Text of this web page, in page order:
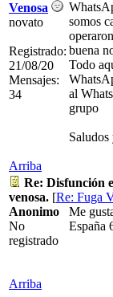
Venosa
novato
Registrado:
21/08/20
Mensajes:
34
somos
buena
Todo
al
grupo
Arriba
Re: Disfunción
venosa. [Re: Fuga
Anonimo
No
registrado
Me
España
Arriba